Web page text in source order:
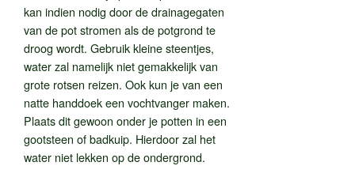
kan indien nodig door de drainagegaten
van de pot stromen als de potgrond te
droog wordt. Gebruik kleine steentjes,
water zal namelijk niet gemakkelijk van
grote rotsen reizen. Ook kun je van een
natte handdoek een vochtvanger maken.
Plaats dit gewoon onder je potten in een
gootsteen of badkuip. Hierdoor zal het
water niet lekken op de ondergrond.